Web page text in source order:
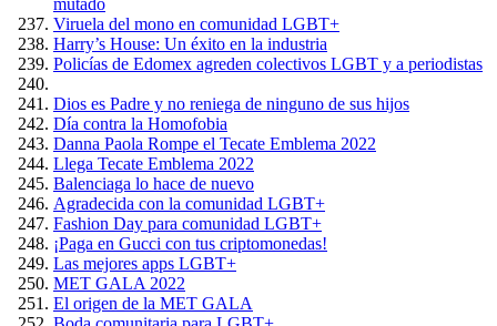
mutado
Viruela del mono en comunidad LGBT+
Harry’s House: Un éxito en la industria
Policías de Edomex agreden colectivos LGBT y a periodistas
Dios es Padre y no reniega de ninguno de sus hijos
Día contra la Homofobia
Danna Paola Rompe el Tecate Emblema 2022
Llega Tecate Emblema 2022
Balenciaga lo hace de nuevo
Agradecida con la comunidad LGBT+
Fashion Day para comunidad LGBT+
¡Paga en Gucci con tus criptomonedas!
Las mejores apps LGBT+
MET GALA 2022
El origen de la MET GALA